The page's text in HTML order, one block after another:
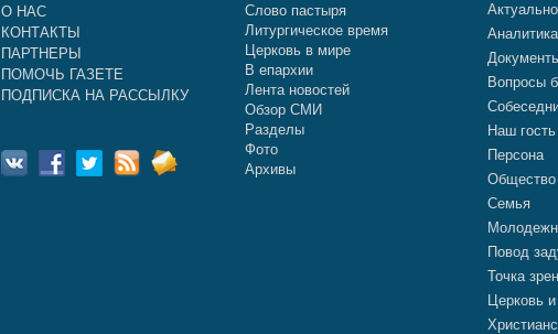
О НАС
КОНТАКТЫ
ПАРТНЕРЫ
ПОМОЧЬ ГАЗЕТЕ
ПОДПИСКА НА РАССЫЛКУ
Слово пастыря
Литургическое время
Церковь в мире
В епархии
Лента новостей
Обзор СМИ
Разделы
Фото
Архивы
Актуально
Аналитика
Вопросы
Наш гость
Персона
Общество
Семья
Повод
Точка
Церковь